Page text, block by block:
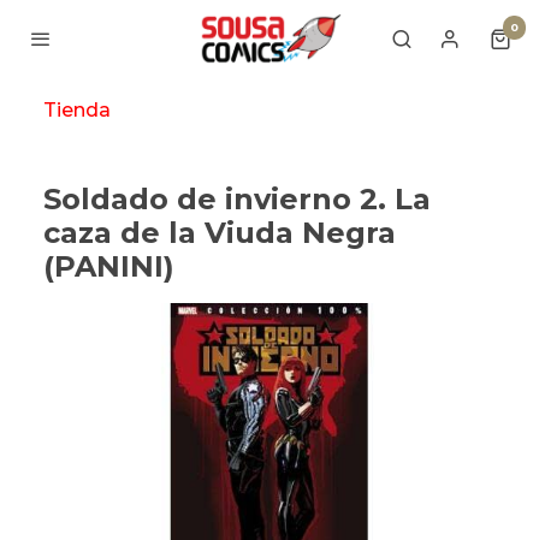
0
Tienda
Soldado de invierno 2. La
caza de la Viuda Negra
(PANINI)